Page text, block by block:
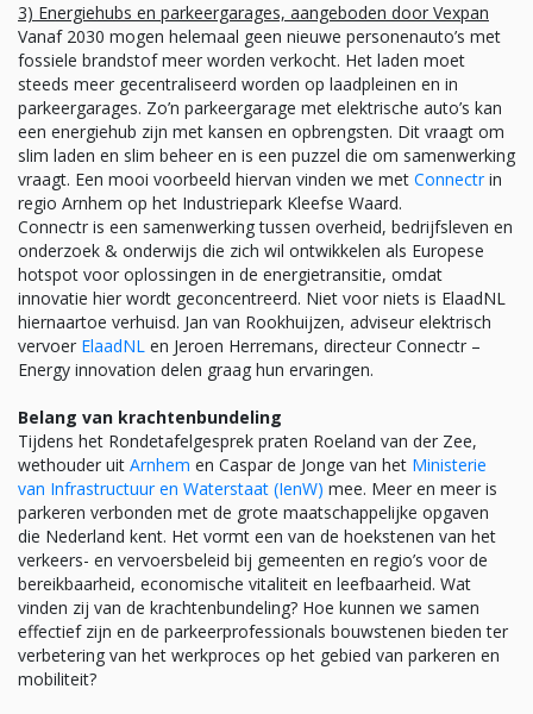
3) Energiehubs en parkeergarages, aangeboden door Vexpan
Vanaf 2030 mogen helemaal geen nieuwe personenauto’s met
fossiele brandstof meer worden verkocht. Het laden moet
steeds meer gecentraliseerd worden op laadpleinen en in
parkeergarages. Zo’n parkeergarage met elektrische auto’s kan
een energiehub zijn met kansen en opbrengsten. Dit vraagt om
slim laden en slim beheer en is een puzzel die om samenwerking
vraagt. Een mooi voorbeeld hiervan vinden we met Connectrin
regio Arnhem op het Industriepark Kleefse Waard.
Connectr is een samenwerking tussen overheid, bedrijfsleven en
onderzoek & onderwijs die zich wil ontwikkelen als Europese
hotspot voor oplossingen in de energietransitie, omdat
innovatie hier wordt geconcentreerd. Niet voor niets is ElaadNL
hiernaartoe verhuisd. Jan van Rookhuijzen, adviseur elektrisch
vervoer ElaadNL en Jeroen Herremans, directeur Connectr –
Energy innovation delen graag hun ervaringen.
Belang van krachtenbundeling
Tijdens het Rondetafelgesprek praten Roeland van der Zee,
wethouder uit Arnhem en Caspar de Jonge van het Ministerie
van Infrastructuur en Waterstaat (IenW) mee. Meer en meer is
parkeren verbonden met de grote maatschappelijke opgaven
die Nederland kent. Het vormt een van de hoekstenen van het
verkeers- en vervoersbeleid bij gemeenten en regio’s voor de
bereikbaarheid, economische vitaliteit en leefbaarheid. Wat
vinden zij van de krachtenbundeling? Hoe kunnen we samen
effectief zijn en de parkeerprofessionals bouwstenen bieden ter
verbetering van het werkproces op het gebied van parkeren en
mobiliteit?